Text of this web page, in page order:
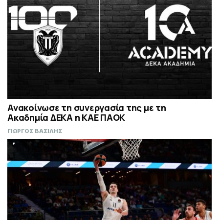
Ανακοίνωσε τη συνεργασία της με τη
Ακαδημία ΔΕΚΑ η ΚΑΕ ΠΑΟΚ
ΓΙΩΡΓΟΣ ΒΑΣΙΛΗΣ